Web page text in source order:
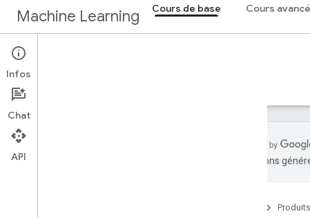
Machine Learning Cours de base Cours
Cours de base
Accueil
traductions
Produits
Infos
Chat
API